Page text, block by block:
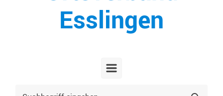
Esslingen